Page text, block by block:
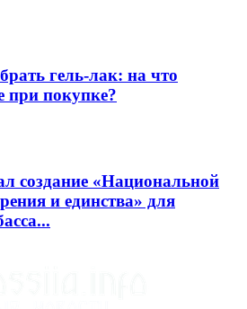
гель-лак: на что
при покупке?
создание «Национальной
и единства» для